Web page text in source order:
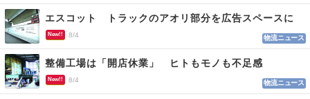
エスコット トラックのアオリ部分を広告スペースに
New!! 8/4 物流ニュース
整備工場は「開店休業」 ヒトもモノも不足感
New!! 8/4 物流ニュース